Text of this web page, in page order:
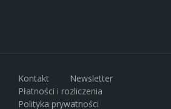
Kontakt
Newsletter
Płatności i rozliczenia
Polityka prywatności